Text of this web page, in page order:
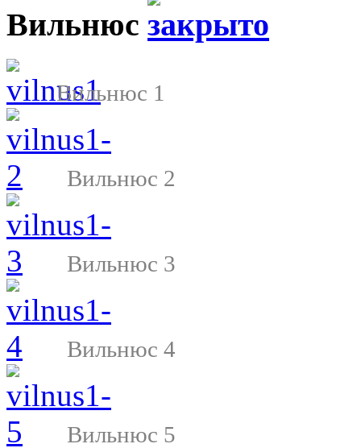
Вильнюс
Вильнюс 1
Вильнюс 2
Вильнюс 3
Вильнюс 4
Вильнюс 5